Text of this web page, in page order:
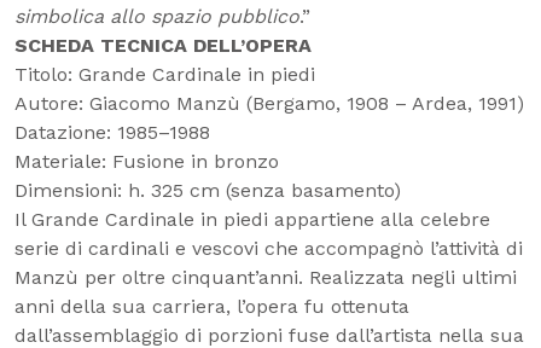
simbolica allo spazio pubblico.”
SCHEDA TECNICA DELL’OPERA
Titolo: Grande Cardinale in piedi
Autore: Giacomo Manzù (Bergamo, 1908 – Ardea, 1991)
Datazione: 1985–1988
Materiale: Fusione in bronzo
Dimensioni: h. 325 cm (senza basamento)
Il Grande Cardinale in piedi appartiene alla celebre
serie di cardinali e vescovi che accompagnò l’attività di
Manzù per oltre cinquant’anni. Realizzata negli ultimi
anni della sua carriera, l’opera fu ottenuta
dall’assemblaggio di porzioni fuse dall’artista nella sua